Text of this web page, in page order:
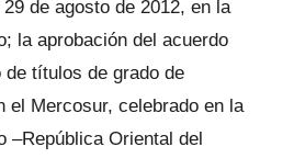
de agosto de 2012, en la
la aprobación del acuerdo
títulos de grado de
el Mercosur, celebrado en la
–República Oriental del